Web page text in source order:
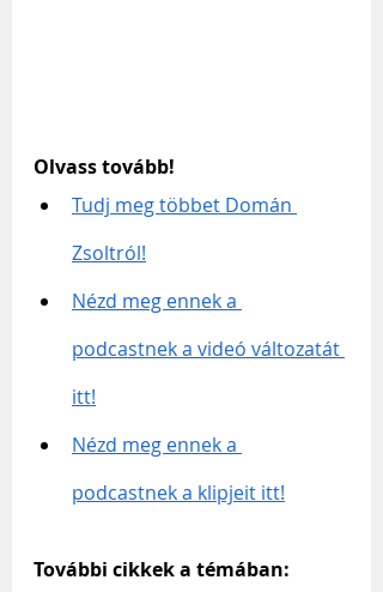
Olvass tovább!
Tudj meg többet Domán
Zsoltról!
Nézd meg ennek a
podcastnek a videó változatát
itt!
Nézd meg ennek a
podcastnek a klipjeit itt!
További cikkek a témában: